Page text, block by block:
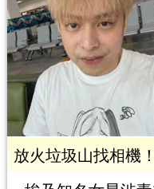
放火垃圾山找相機